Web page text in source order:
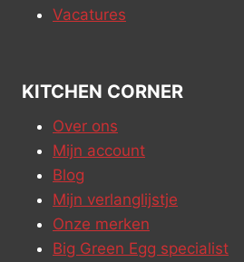
Vacatures
KITCHEN CORNER
Over ons
Mijn account
Blog
Mijn verlanglijstje
Onze merken
Big Green Egg specialist